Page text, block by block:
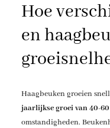
Hoe
en
Haagbeuken groeien
jaarlijkse groei van 40-
omstandigheden.